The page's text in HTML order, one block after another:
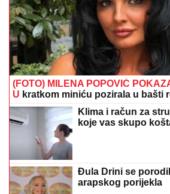
(FOTO) MILENA POPOVIĆ
U kratkom miniću pozirala u bašti
Klima i račun za
koje vas skupo
Đula Drini se
arapskog porijekla